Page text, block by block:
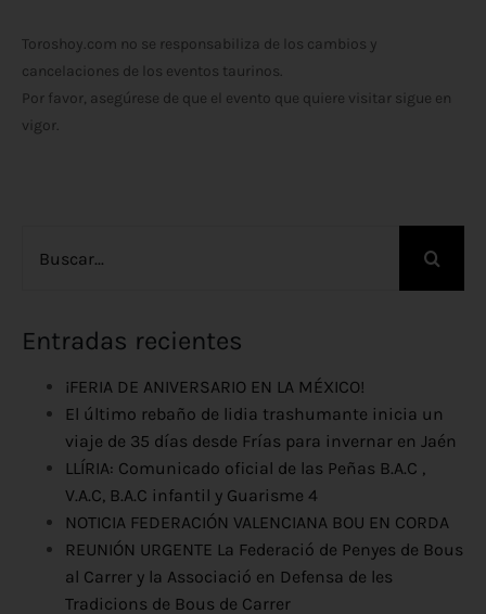
Toroshoy.com no se responsabiliza de los cambios y
cancelaciones de los eventos taurinos.
Por favor, asegúrese de que el evento que quiere visitar sigue en
vigor.
Entradas recientes
¡FERIA DE ANIVERSARIO EN LA MÉXICO!
El último rebaño de lidia trashumante inicia un
viaje de 35 días desde Frías para invernar en Jaén
LLÍRIA: Comunicado oficial de las Peñas B.A.C ,
V.A.C, B.A.C infantil y Guarisme 4
NOTICIA FEDERACIÓN VALENCIANA BOU EN CORDA
REUNIÓN URGENTE La Federació de Penyes de Bous
al Carrer y la Associació en Defensa de les
Tradicions de Bous de Carrer